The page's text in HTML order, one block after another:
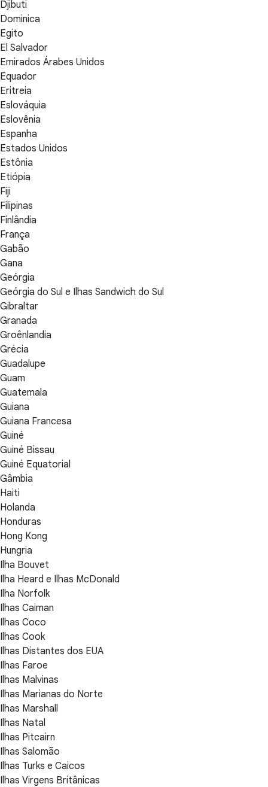
Djibuti
Dominica
Egito
El Salvador
Emirados Árabes Unidos
Equador
Eritreia
Eslováquia
Eslovênia
Espanha
Estados Unidos
Estônia
Etiópia
Fiji
Filipinas
Finlândia
França
Gabão
Gana
Geórgia
Geórgia do Sul e Ilhas Sandwich do Sul
Gibraltar
Granada
Groênlandia
Grécia
Guadalupe
Guam
Guatemala
Guiana
Guiana Francesa
Guiné
Guiné Bissau
Guiné Equatorial
Gâmbia
Haiti
Holanda
Honduras
Hong Kong
Hungria
Ilha Bouvet
Ilha Heard e Ilhas McDonald
Ilha Norfolk
Ilhas Caiman
Ilhas Coco
Ilhas Cook
Ilhas Distantes dos EUA
Ilhas Faroe
Ilhas Malvinas
Ilhas Marianas do Norte
Ilhas Marshall
Ilhas Natal
Ilhas Pitcairn
Ilhas Salomão
Ilhas Turks e Caicos
Ilhas Virgens Britânicas